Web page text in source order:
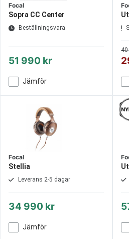
Focal
Sopra CC Center
Beställningsvara
51 990 kr
Jämför
40
Focal
Stellia
Leverans 2-5 dagar
34 990 kr
Jämför